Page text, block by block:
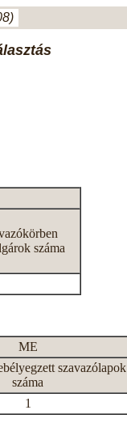
száma
ME
szavazólapok
száma
1